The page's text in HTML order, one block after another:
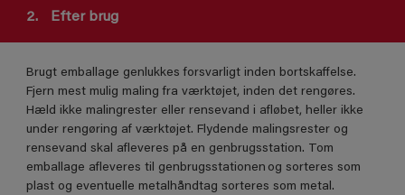
2. Efter brug
Brugt emballage genlukkes forsvarligt inden bortskaffelse.
Fjern mest mulig maling fra værktøjet, inden det rengøres.
Hæld ikke malingrester eller rensevand i afløbet, heller ikke
under rengøring af værktøjet. Flydende malingsrester og
rensevand skal afleveres på en genbrugsstation. Tom
emballage afleveres til genbrugsstationen og sorteres som
plast og eventuelle metalhåndtag sorteres som metal.